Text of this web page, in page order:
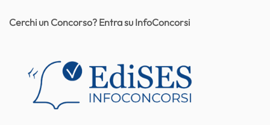
Cerchi un Concorso? Entra su InfoConcorsi